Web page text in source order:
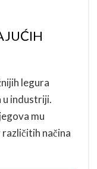
legura
u industriji.
mu
načina